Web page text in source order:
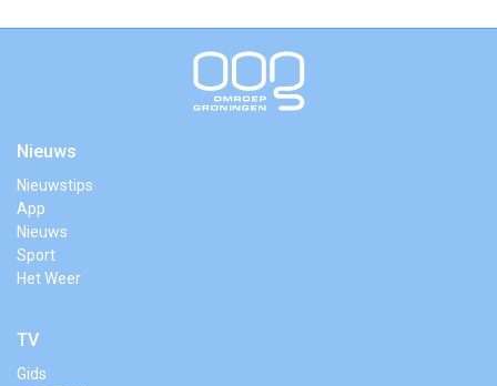
Nieuws
Nieuwstips
App
Nieuws
Sport
Het Weer
TV
Gids